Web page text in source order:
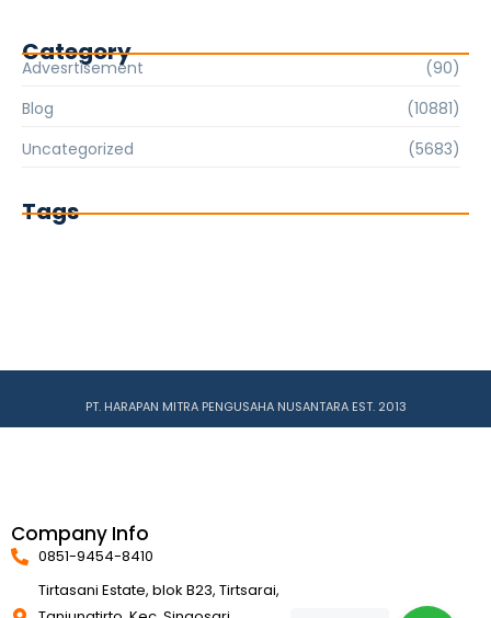
Category
Advesrtisement
(90)
Blog
(10881)
Uncategorized
(5683)
Tags
PT. HARAPAN MITRA PENGUSAHA NUSANTARA EST. 2013
Company Info
0851-9454-8410
Tirtasani Estate, blok B23, Tirtsarai,